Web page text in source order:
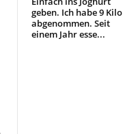
geben. Ich habe 9 Kilo
abgenommen. Seit
einem Jahr esse...